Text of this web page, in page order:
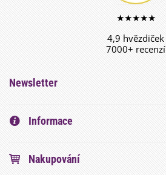
★★★★★
4,9 hvězdiček
7000+ recenzí
Newsletter
Informace
Nakupování